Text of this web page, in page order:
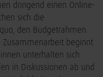
dringend einen Online-
sich die
den Budgetrahmen
beginnt
unterhalten sich
in Diskussionen ab und